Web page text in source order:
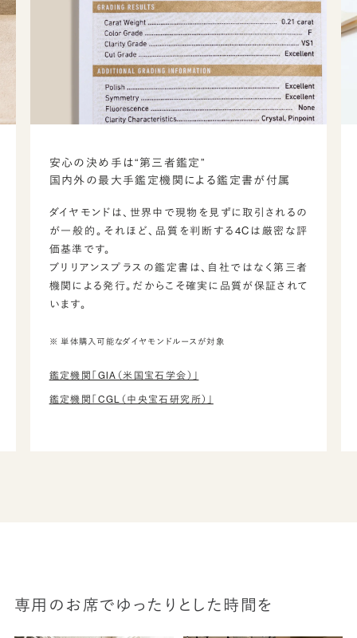
安心の決め手は“第三者鑑定”
国内外の最大手鑑定機関による鑑定書が付属
ダイヤモンドは、世界中で現物を見ずに取引されるの
が一般的。それほど、品質を判断する4Cは厳密な評
価基準です。
ブリリアンスプラスの鑑定書は、自社ではなく第三者
機関による発行。だからこそ確実に品質が保証されて
います。
※ 単体購入可能なダイヤモンドルースが対象
鑑定機関「GIA（米国宝石学会）」
鑑定機関「CGL（中央宝石研究所）」
専用のお席でゆったりとした時間を